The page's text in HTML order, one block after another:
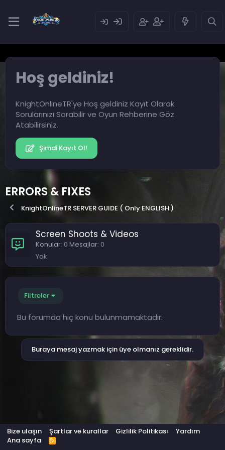
Hoş geldiniz!
KnightOnlineTR'ye Hoş geldiniz Kayıt Olarak
Sorularınızı Sorabilir ve Oyun Rehberine Göz
Atabilirsiniz.
Şimdi Kayıt Ol!
ERRORS & FIXES
KnightOnlineTR SERVER GUIDE ( Only ENGLISH )
Screen Shoots & Videos
Konular 0 Mesajlar 0
Yok
Filtreler
Bu forumda hiç konu bulunmamaktadır.
Buraya mesaj yazmak için üye olmanız gereklidir.
Bize ulaşın Şartlar ve kurallar Gizlilik Politikası
Yardım
Ana sayfa
R
S